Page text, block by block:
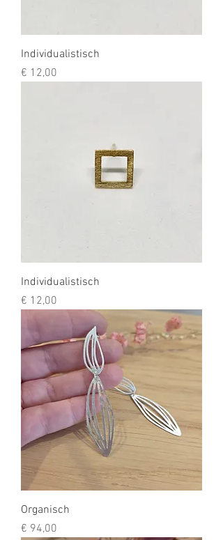
Individualistisch
Prijs
€ 12,00
Individualistisch
Prijs
€ 12,00
Organisch
Prijs
€ 94,00